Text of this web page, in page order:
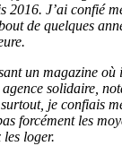
J’ai confié
de quelques
un magazine où
solidaire,
je confiais
forcément les
loger.